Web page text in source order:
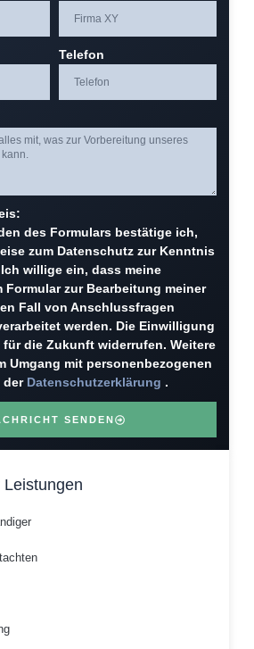
Telefon
des Formulars bestätige ich,
zum Datenschutz zur Kenntnis
willige ein, dass meine
Formular zur Bearbeitung meiner
Fall von Anschlussfragen
werden. Die Einwilligung
die Zukunft widerrufen. Weitere
Umgang mit personenbezogenen
der Datenschutzerklärung .
SENDEN